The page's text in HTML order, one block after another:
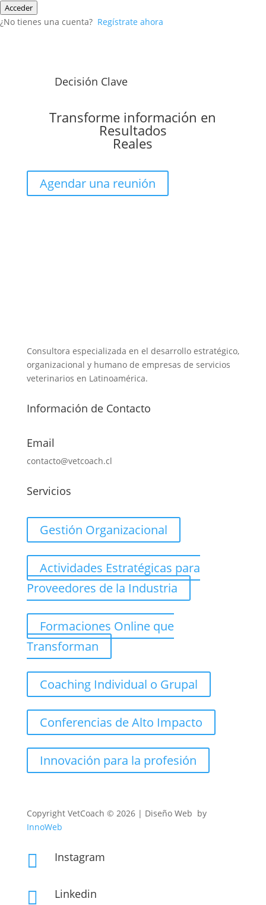
Acceder
¿No tienes una cuenta? Regístrate ahora
Decisión Clave
Transforme información en
Resultados
Reales
Agendar una reunión
Consultora especializada en el desarrollo estratégico,
organizacional y humano de empresas de servicios
veterinarios en Latinoamérica.
Información de Contacto
Email
contacto@vetcoach.cl
Servicios
Gestión Organizacional
Actividades Estratégicas para
Proveedores de la Industria
Formaciones Online que
Transforman
Coaching Individual o Grupal
Conferencias de Alto Impacto
Innovación para la profesión
CopyrightVetCoach © 2026 | Diseño Web by
InnoWeb
 Instagram
 Linkedin